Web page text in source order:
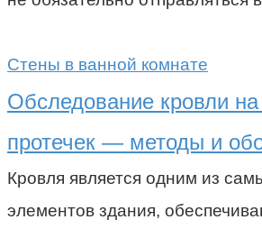
Стены в ванной комнате
Обследование кровли
протечек — методы и
Кровля является одним из
элементов здания,